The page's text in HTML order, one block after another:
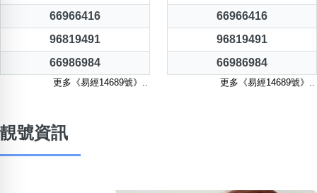
66966416
96819491
66986984
更多《易經14689號》..
66966416
96819491
66986984
更多《易經14689號》..
靚號資訊